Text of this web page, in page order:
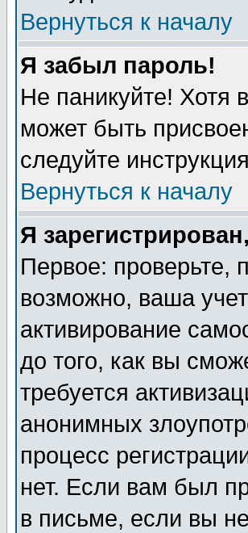
Вернуться к началу
Я забыл пароль!
Не паникуйте! Хотя
может быть
следуйте
Вернуться к началу
Я
Первое: проверьте,
возможно, ваша
активирование
до того, как вы
требуется
анонимных
процесс
нет. Если вам был
в письме, если вы